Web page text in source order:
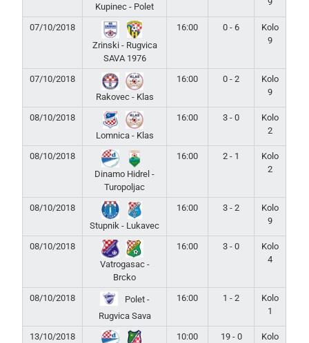
Kupinec - Polet
07/10/2018
Zrinski - Rugvica
SAVA 1976
16:00 0 - 6
Kolo
9
07/10/2018
Rakovec - Klas
16:00 0 - 2
Kolo
9
08/10/2018
Lomnica - Klas
16:00 3 - 0
Kolo
2
08/10/2018
Dinamo Hidrel -
Turopoljac
16:00 2 - 1
Kolo
2
08/10/2018
Stupnik - Lukavec
16:00 3 - 2
Kolo
9
08/10/2018
Vatrogasac -
Brcko
16:00 3 - 0
Kolo
4
08/10/2018
Polet -
Rugvica Sava
16:00 1 - 2
Kolo
1
13/10/2018
10:00 19 - 0
Kolo